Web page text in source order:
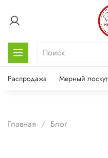
Распродажа Мерный лоскут
Главная Блог